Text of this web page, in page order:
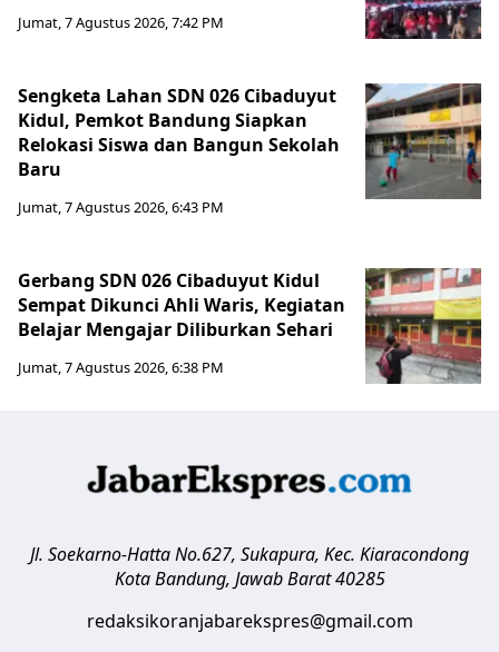
Jumat, 7 Agustus 2026, 7:42 PM
Sengketa Lahan SDN 026 Cibaduyut
Kidul, Pemkot Bandung Siapkan
Relokasi Siswa dan Bangun Sekolah
Baru
Jumat, 7 Agustus 2026, 6:43 PM
Gerbang SDN 026 Cibaduyut Kidul
Sempat Dikunci Ahli Waris, Kegiatan
Belajar Mengajar Diliburkan Sehari
Jumat, 7 Agustus 2026, 6:38 PM
Jl. Soekarno-Hatta No.627, Sukapura, Kec. Kiaracondong
Kota Bandung, Jawab Barat 40285
redaksikoranjabarekspres@gmail.com